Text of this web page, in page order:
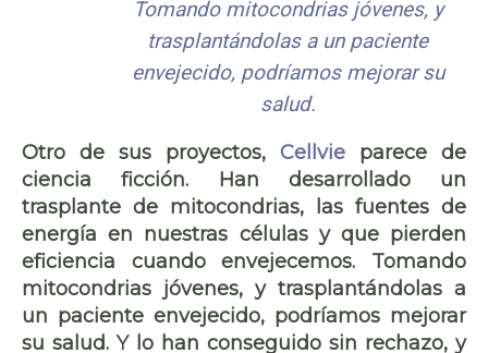
Tomando mitocondrias jóvenes, y
trasplantándolas a un paciente
envejecido, podríamos mejorar su
salud.
Otro de sus proyectos, Cellvie parece de
ciencia ficción. Han desarrollado un
trasplante de mitocondrias, las fuentes de
energía en nuestras células y que pierden
eficiencia cuando envejecemos. Tomando
mitocondrias jóvenes, y trasplantándolas a
un paciente envejecido, podríamos mejorar
su salud. Y lo han conseguido sin rechazo, y